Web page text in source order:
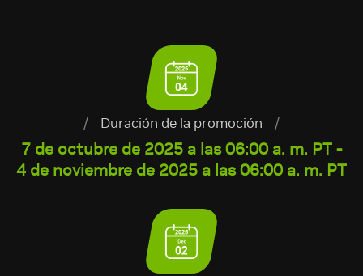
/ Duración de la promoción /
7 de octubre de 2025 a las 06:00 a. m. PT -
4 de noviembre de 2025 a las 06:00 a. m. PT